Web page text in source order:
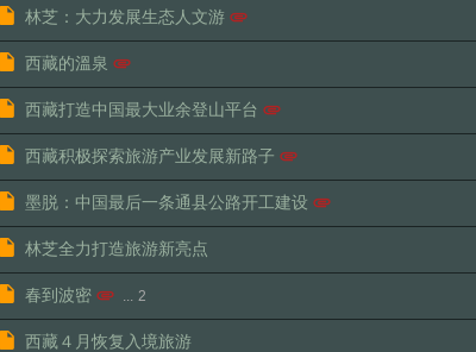
林芝：大力发展生态人文游
西藏的溫泉
西藏打造中国最大业余登山平台
西藏积极探索旅游产业发展新路子
墨脱：中国最后一条通县公路开工建设
林芝全力打造旅游新亮点
春到波密 ... 2
西藏４月恢复入境旅游